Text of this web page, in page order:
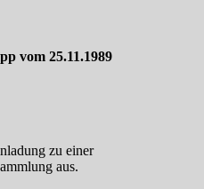
vom 25.11.1989
zu einer
aus.